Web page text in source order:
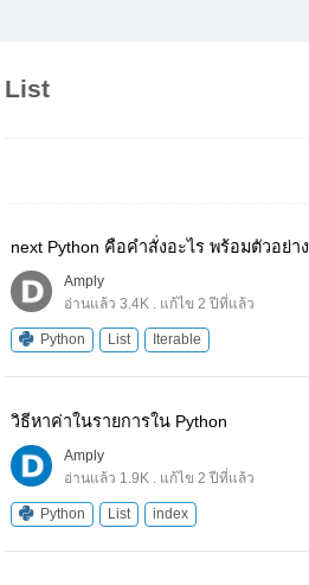
List
next Python คือคำสั่งอะไร พร้อมตัวอย่าง
Amply
อ่านแล้ว 3.4K . แก้ไข 2 ปีที่แล้ว
Python List Iterable
วิธีหาค่าในรายการใน Python
Amply
อ่านแล้ว 1.9K . แก้ไข 2 ปีที่แล้ว
Python List index